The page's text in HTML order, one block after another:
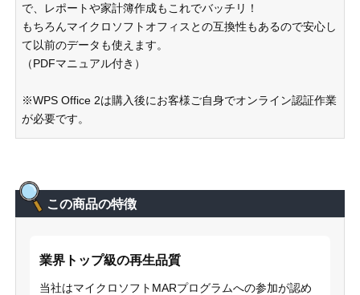
で、レポートや家計簿作成もこれでバッチリ！
もちろんマイクロソフトオフィスとの互換性もあるので安心し
て以前のデータも使えます。
（PDFマニュアル付き）
※WPS Office 2は購入後にお客様ご自身でオンライン認証作業
が必要です。
この商品の特徴
業界トップ級の再生品質
当社はマイクロソフトMARプログラムへの参加が認め